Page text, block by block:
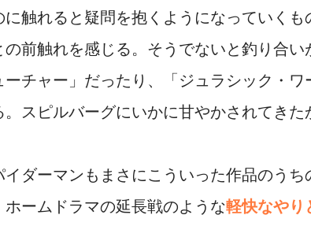
触れると疑問を抱くようになっていく
前触れを感じる。そうでないと釣り合
チャー」だったり、「ジュラシック・
スピルバーグにいかに甘やかされてき
ダーマンもまさにこういった作品のう
ホームドラマの延長戦のような軽快なやり